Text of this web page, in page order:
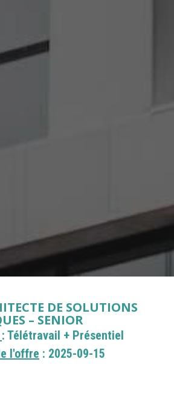
DE SOLUTIONS
– SENIOR
: Télétravail + Présentiel
l'offre : 2025-09-15